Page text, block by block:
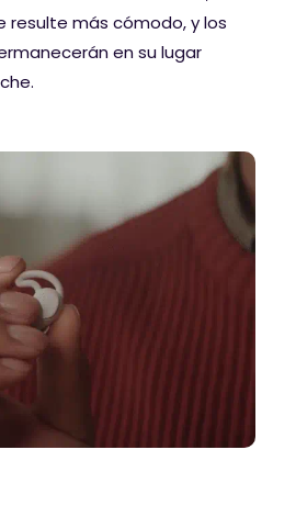
más cómodo, y los
en su lugar